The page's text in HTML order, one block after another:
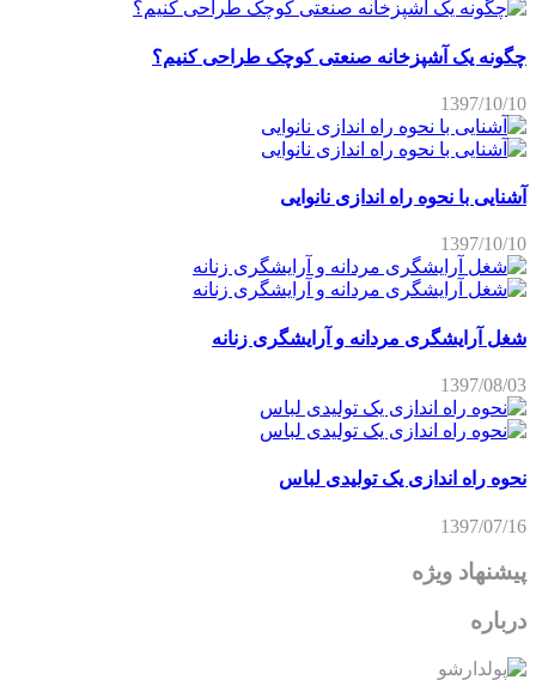
چگونه یک آشپزخانه صنعتی کوچک طراحی کنیم؟
1397/10/10
آشنایی با نحوه راه اندازی نانوایی
1397/10/10
شغل آرایشگری مردانه و آرایشگری زنانه
1397/08/03
نحوه راه اندازی یک تولیدی لباس
1397/07/16
پیشنهاد ویژه
درباره